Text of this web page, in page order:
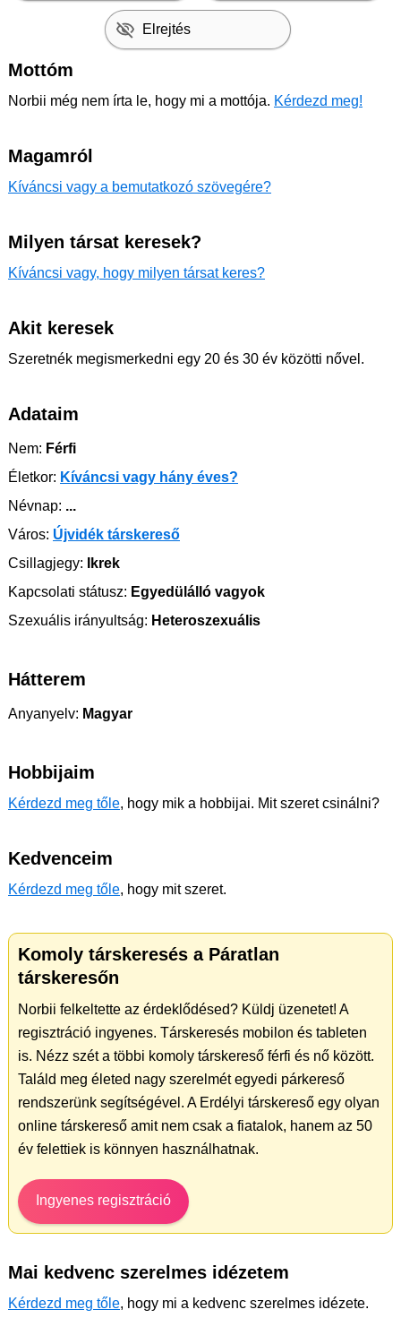
Elrejtés
Mottóm
Norbii még nem írta le, hogy mi a mottója. Kérdezd meg!
Magamról
Kíváncsi vagy a bemutatkozó szövegére?
Milyen társat keresek?
Kíváncsi vagy, hogy milyen társat keres?
Akit keresek
Szeretnék megismerkedni egy 20 és 30 év közötti nővel.
Adataim
Nem: Férfi
Életkor: Kíváncsi vagy hány éves?
Névnap: ...
Város: Újvidék társkereső
Csillagjegy: Ikrek
Kapcsolati státusz: Egyedülálló vagyok
Szexuális irányultság: Heteroszexuális
Hátterem
Anyanyelv: Magyar
Hobbijaim
Kérdezd meg tőle, hogy mik a hobbijai. Mit szeret csinálni?
Kedvenceim
Kérdezd meg tőle, hogy mit szeret.
Komoly társkeresés a Páratlan
társkeresőn
Norbii felkeltette az érdeklődésed? Küldj üzenetet! A
regisztráció ingyenes. Társkeresés mobilon és tableten
is. Nézz szét a többi komoly társkereső férfi és nő között.
Találd meg életed nagy szerelmét egyedi párkereső
rendszerünk segítségével. A Erdélyi társkereső egy olyan
online társkereső amit nem csak a fiatalok, hanem az 50
év felettiek is könnyen használhatnak.
Ingyenes regisztráció
Mai kedvenc szerelmes idézetem
Kérdezd meg tőle, hogy mi a kedvenc szerelmes idézete.